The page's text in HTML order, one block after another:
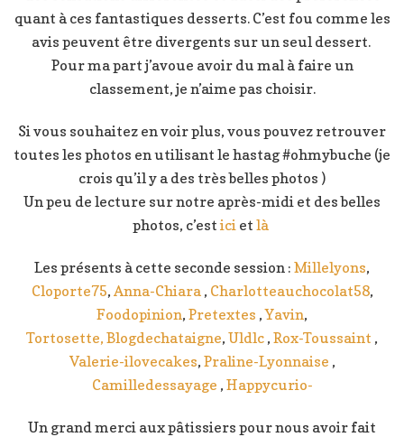
quant à ces fantastiques desserts. C’est fou comme les
avis peuvent être divergents sur un seul dessert.
Pour ma part j’avoue avoir du mal à faire un
classement, je n’aime pas choisir.
Si vous souhaitez en voir plus, vous pouvez retrouver
toutes les photos en utilisant le hastag #ohmybuche (je
crois qu’il y a des très belles photos )
Un peu de lecture sur notre après-midi et des belles
photos, c’estici et là
Les présents à cette seconde session : Millelyons,
Cloporte75, Anna-Chiara, Charlotteauchocolat58,
Foodopinion, Pretextes ,Yavin,
Tortosette, Blogdechataigne, Uldlc , Rox-Toussaint ,
Valerie-ilovecakes, Praline-Lyonnaise ,
Camilledessayage , Happycurio-
Un grand merci aux pâtissiers pour nous avoir fait